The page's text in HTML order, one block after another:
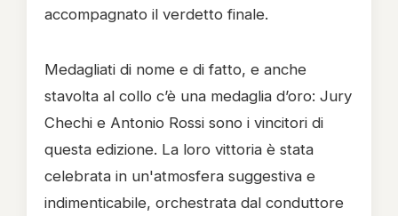
accompagnato il verdetto finale.
Medagliati di nome e di fatto, e anche
stavolta al collo c’è una medaglia d’oro: Jury
Chechi e Antonio Rossi sono i vincitori di
questa edizione. La loro vittoria è stata
celebrata in un'atmosfera suggestiva e
indimenticabile, orchestrata dal conduttore